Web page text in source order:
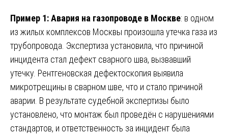
Пример 1: Авария на газопроводе в Москве: в одном
из жилых комплексов Москвы произошла утечка газа из
трубопровода. Экспертиза установила, что причиной
инцидента стал дефект сварного шва, вызвавший
утечку. Рентгеновская дефектоскопия выявила
микротрещины в сварном шве, что и стало причиной
аварии. В результате судебной экспертизы было
установлено, что монтаж был проведён с нарушениями
стандартов, и ответственность за инцидент была